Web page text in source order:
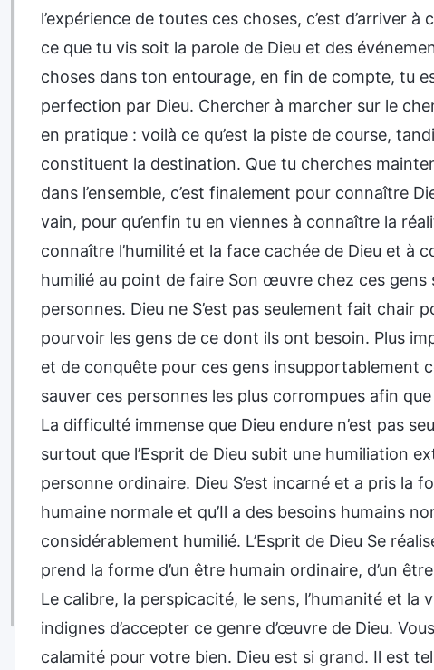
l’expérience de toutes ces choses, c’est d’arriver
ce que tu vis soit la parole de Dieu et des
choses dans ton entourage, en fin de compte, tu
perfection par Dieu. Chercher à marcher sur le
en pratique : voilà ce qu’est la piste de course,
constituent la destination. Que tu cherches
dans l’ensemble, c’est finalement pour connaître
vain, pour qu’enfin tu en viennes à connaître la
connaître l’humilité et la face cachée de Dieu et à
humilié au point de faire Son œuvre chez ces
personnes. Dieu ne S’est pas seulement fait chair
pourvoir les gens de ce dont ils ont besoin. Plus
et de conquête pour ces gens insupportablement
sauver ces personnes les plus corrompues afin
La difficulté immense que Dieu endure n’est pas
surtout que l’Esprit de Dieu subit une humiliation
personne ordinaire. Dieu S’est incarné et a pris la
humaine normale et qu’Il a des besoins humains
considérablement humilié. L’Esprit de Dieu Se
prend la forme d’un être humain ordinaire, d’un
Le calibre, la perspicacité, le sens, l’humanité et
indignes d’accepter ce genre d’œuvre de Dieu.
calamité pour votre bien. Dieu est si grand. Il est